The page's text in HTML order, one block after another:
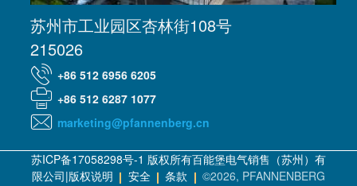
苏州市工业园区杏林街108号
215026
+86 512 6956 6205
+86 512 6287 1077
marketing@pfannenberg.cn
苏ICP备17058298号-1 版权所有百能堡电气销售（苏州）有
限公司|版权说明
安全 条款
©2026, PFANNENBERG